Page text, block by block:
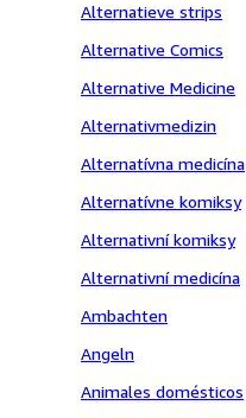
Alternatieve strips
Alternative Comics
Alternative Medicine
Alternativmedizin
Alternatívna medicína
Alternatívne komiksy
Alternativní komiksy
Alternativní medicína
Ambachten
Angeln
Animales domésticos